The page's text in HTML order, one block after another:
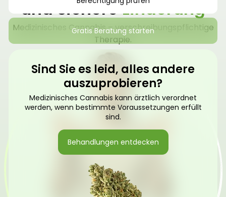
und sichereLinderung
Medizinisches Cannabis – verschreibungspflichtige
Therapie.
Gratis Beratung starten
Sind Sie es leid, alles andere
auszuprobieren?
Medizinisches Cannabis kann ärztlich verordnet
werden, wenn bestimmte Voraussetzungen erfüllt
sind.
Behandlungen entdecken